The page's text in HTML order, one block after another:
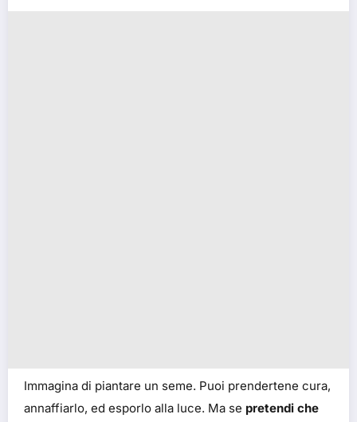
Immagina di piantare un seme. Puoi prendertene cura,
annaffiarlo, ed esporlo alla luce. Ma se pretendi che